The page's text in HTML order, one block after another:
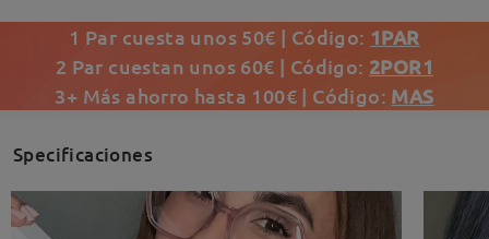
1 Par cuesta unos 50€ | Código: 1PAR
2 Par cuestan unos 60€ | Código: 2POR1
3+ Más ahorro hasta 100€ | Código: MAS
Specificaciones